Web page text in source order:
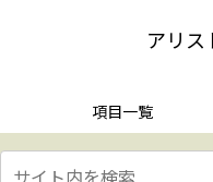
アリス
項目一覧